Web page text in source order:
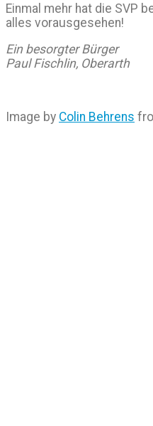
Einmal mehr hat die SVP
alles vorausgesehen!
Ein besorgter Bürger
Paul Fischlin, Oberarth
Image by Colin Behrens